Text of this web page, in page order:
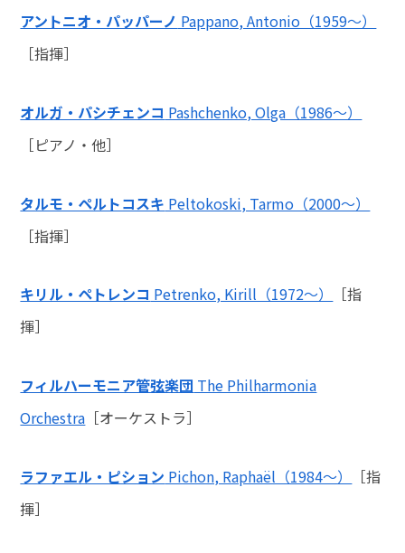
アントニオ・パッパーノ Pappano, Antonio（1959～）
［指揮］
オルガ・パシチェンコ Pashchenko, Olga（1986～）
［ピアノ・他］
タルモ・ペルトコスキ Peltokoski, Tarmo（2000～）
［指揮］
キリル・ペトレンコ Petrenko, Kirill（1972～）
［指
揮］
フィルハーモニア管弦楽団 The Philharmonia
Orchestra ［オーケストラ］
ラファエル・ピション Pichon, Raphaël（1984～）
［指
揮］